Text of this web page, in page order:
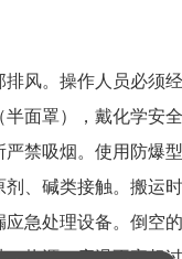
风。操作人员必须
半面罩），戴化学安
禁吸烟。使用防爆
、碱类接触。搬运
急处理设备。倒空